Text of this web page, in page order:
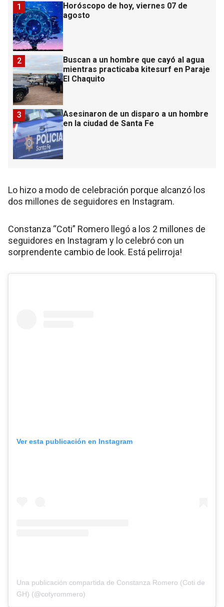
Horóscopo de hoy, viernes 07 de
agosto
1
Buscan a un hombre que cayó al agua
mientras practicaba kitesurf en Paraje
El Chaquito
2
Asesinaron de un disparo a un hombre
en la ciudad de Santa Fe
3
Lo hizo a modo de celebración porque alcanzó los
dos millones de seguidores en Instagram.
Constanza “Coti” Romero llegó a los 2 millones de
seguidores en Instagram y lo celebró con un
sorprendente cambio de look. Está pelirroja!
Ver esta publicación en Instagram
Una publicación compartida de Constanza Romero (Coti de
GH) (@cotyrommero)